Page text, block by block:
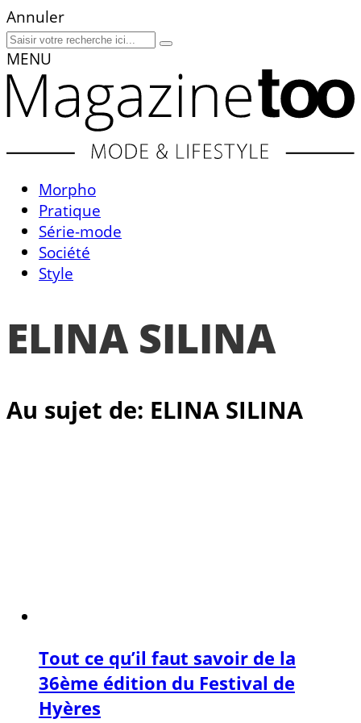
Annuler
MENU
Morpho
Pratique
Série-mode
Société
Style
ELINA SILINA
Au sujet de: ELINA SILINA
Tout ce qu’il faut savoir de la
36ème édition du Festival de
Hyères